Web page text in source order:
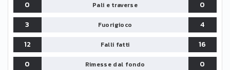
0 Pali e traverse
0
3
Fuorigioco
4
12
Falli fatti
16
0
Rimesse dal fondo
0